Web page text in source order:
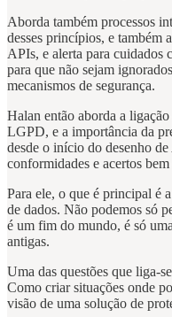
Aborda também processos
desses princípios, e também
APIs, e alerta para cuidados
para que não sejam
mecanismos de segurança.
Halan então aborda a
LGPD, e a importância da
desde o início do desenho
conformidades e acertos
Para ele, o que é principal é
de dados. Não podemos só
é um fim do mundo, é só
antigas.
Uma das questões que liga-
Como criar situações onde
visão de uma solução de